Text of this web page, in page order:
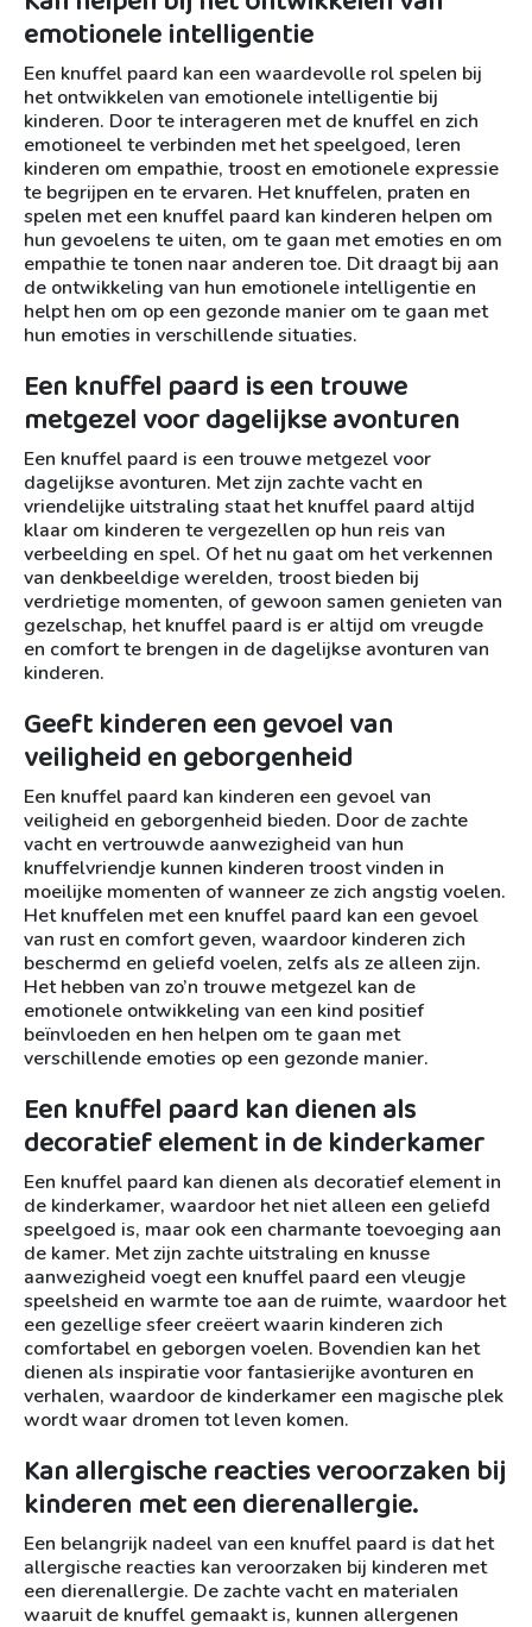
emotionele intelligentie
Een knuffel paard kan een waardevolle rol spelen bij
het ontwikkelen van emotionele intelligentie bij
kinderen. Door te interageren met de knuffel en zich
emotioneel te verbinden met het speelgoed, leren
kinderen om empathie, troost en emotionele expressie
te begrijpen en te ervaren. Het knuffelen, praten en
spelen met een knuffel paard kan kinderen helpen om
hun gevoelens te uiten, om te gaan met emoties en om
empathie te tonen naar anderen toe. Dit draagt bij aan
de ontwikkeling van hun emotionele intelligentie en
helpt hen om op een gezonde manier om te gaan met
hun emoties in verschillende situaties.
Een knuffel paard is een trouwe
metgezel voor dagelijkse avonturen
Een knuffel paard is een trouwe metgezel voor
dagelijkse avonturen. Met zijn zachte vacht en
vriendelijke uitstraling staat het knuffel paard altijd
klaar om kinderen te vergezellen op hun reis van
verbeelding en spel. Of het nu gaat om het verkennen
van denkbeeldige werelden, troost bieden bij
verdrietige momenten, of gewoon samen genieten van
gezelschap, het knuffel paard is er altijd om vreugde
en comfort te brengen in de dagelijkse avonturen van
kinderen.
Geeft kinderen een gevoel van
veiligheid en geborgenheid
Een knuffel paard kan kinderen een gevoel van
veiligheid en geborgenheid bieden. Door de zachte
vacht en vertrouwde aanwezigheid van hun
knuffelvriendje kunnen kinderen troost vinden in
moeilijke momenten of wanneer ze zich angstig voelen.
Het knuffelen met een knuffel paard kan een gevoel
van rust en comfort geven, waardoor kinderen zich
beschermd en geliefd voelen, zelfs als ze alleen zijn.
Het hebben van zo’n trouwe metgezel kan de
emotionele ontwikkeling van een kind positief
beïnvloeden en hen helpen om te gaan met
verschillende emoties op een gezonde manier.
Een knuffel paard kan dienen als
decoratief element in de kinderkamer
Een knuffel paard kan dienen als decoratief element in
de kinderkamer, waardoor het niet alleen een geliefd
speelgoed is, maar ook een charmante toevoeging aan
de kamer. Met zijn zachte uitstraling en knusse
aanwezigheid voegt een knuffel paard een vleugje
speelsheid en warmte toe aan de ruimte, waardoor het
een gezellige sfeer creëert waarin kinderen zich
comfortabel en geborgen voelen. Bovendien kan het
dienen als inspiratie voor fantasierijke avonturen en
verhalen, waardoor de kinderkamer een magische plek
wordt waar dromen tot leven komen.
Kan allergische reacties veroorzaken bij
kinderen met een dierenallergie.
Een belangrijk nadeel van een knuffel paard is dat het
allergische reacties kan veroorzaken bij kinderen met
een dierenallergie. De zachte vacht en materialen
waaruit de knuffel gemaakt is, kunnen allergenen